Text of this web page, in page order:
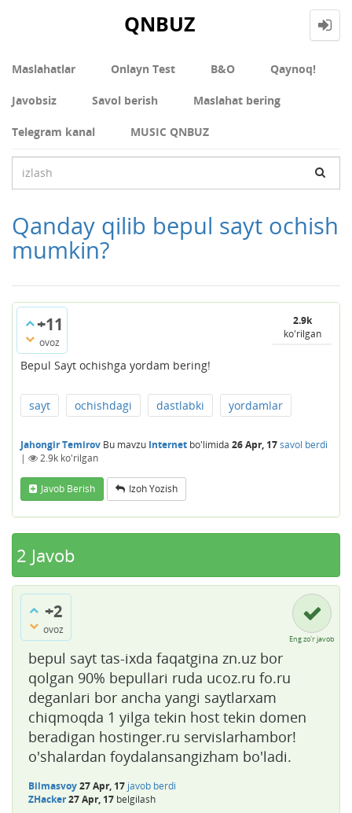
QNBUZ
Maslahatlar Onlayn Test В&О Qaynoq!
Javobsiz Savol berish Maslahat bering
Telegram kanal MUSIC QNBUZ
Qanday qilib bepul sayt ochish
mumkin?
+11
ovoz
2.9k
ko'rilgan
Bepul Sayt ochishga yordam bering!
sayt ochishdagi dastlabki yordamlar
Jahongir Temirov Bu mavzu Internet bo'limida 26 Apr, 17savol berdi
|
2.9k ko'rilgan
Javob Berish Izoh Yozish
2 Javob
+2
ovoz
Eng zo'r javob
bepul sayt tas-ixda faqatgina zn.uz bor
qolgan 90% bepullari ruda ucoz.ru fo.ru
deganlari bor ancha yangi saytlarxam
chiqmoqda 1 yilga tekin host tekin domen
beradigan hostinger.ru servislarhambor!
o'shalardan foydalansangizham bo'ladi.
Bilmasvoy27 Apr, 17 javob berdi
ZHacker27 Apr, 17 belgilash